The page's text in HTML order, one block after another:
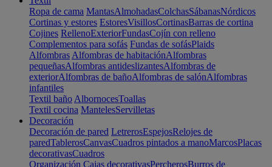
Ropa de cama MantasAlmohadasColchasSábanasNórdicos
Cortinas y estores EstoresVisillosCortinasBarras de cortina
Cojines RellenoExteriorFundasCojín con relleno
Complementos para sofás Fundas de sofásPlaids
Alfombras Alfombras de habitaciónAlfombras
pequeñasAlfombras antideslizantesAlfombras de
exteriorAlfombras de bañoAlfombras de salónAlfombras
infantiles
Textil baño AlbornocesToallas
Textil cocina MantelesServilletas
Decoración
Decoración de pared LetrerosEspejosRelojes de
paredTablerosCanvasCuadros pintados a manoMarcosPlacas
decorativasCuadros
Organización Cajas decorativasPercherosBurros de